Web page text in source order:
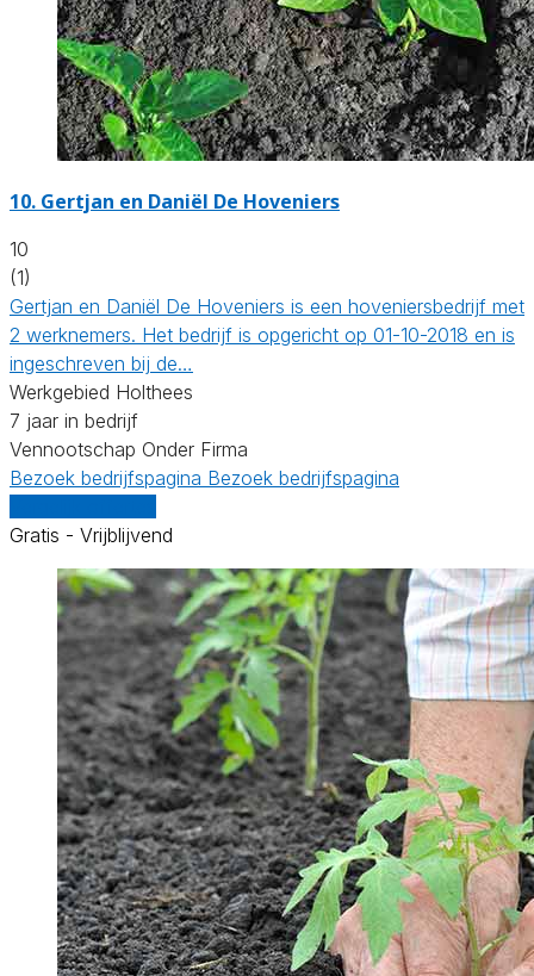
10. Gertjan en Daniël De Hoveniers
10
(1)
Gertjan en Daniël De Hoveniers is een hoveniersbedrijf met
2 werknemers. Het bedrijf is opgericht op 01-10-2018 en is
ingeschreven bij de…
Werkgebied Holthees
7 jaar in bedrijf
Vennootschap Onder Firma
Bezoek bedrijfspagina Bezoek bedrijfspagina
Gratis - Vrijblijvend